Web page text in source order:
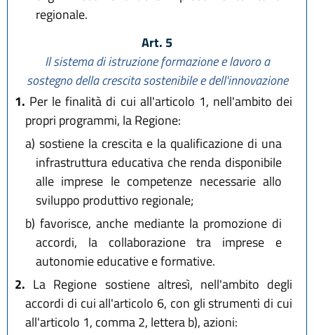
regionale.
Art. 5
Il sistema di istruzione formazione e lavoro a
sostegno della crescita sostenibile e dell'innovazione
1. Per le finalità di cui all'articolo 1, nell'ambito dei
propri programmi, la Regione:
a) sostiene la crescita e la qualificazione di una
infrastruttura educativa che renda disponibile
alle imprese le competenze necessarie allo
sviluppo produttivo regionale;
b) favorisce, anche mediante la promozione di
accordi, la collaborazione tra imprese e
autonomie educative e formative.
2. La Regione sostiene altresì, nell'ambito degli
accordi di cui all'articolo 6, con gli strumenti di cui
all'articolo 1, comma 2, lettera b), azioni: